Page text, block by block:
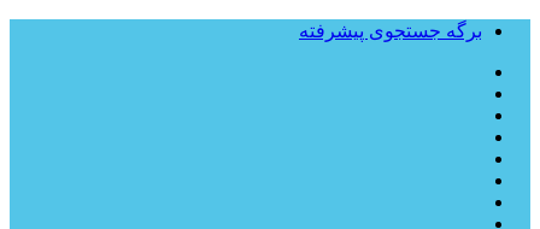
برگه جستجوی پیشرفته